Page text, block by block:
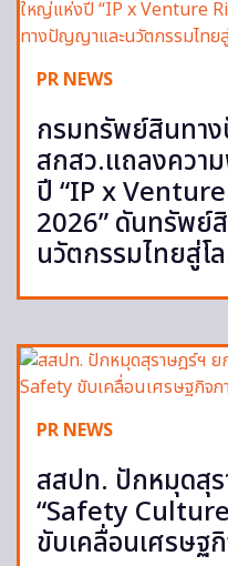
PR NEWS
กรมทรัพย์สินทา
สกสว.แถลงควา
ปี “IP x
2026” ดันทรัพ
นวัตกรรมไทยสู่โ
PR NEWS
สสปท. ปักหมุดสุ
“Safety
ขับเคลื่อนเศรษฐ